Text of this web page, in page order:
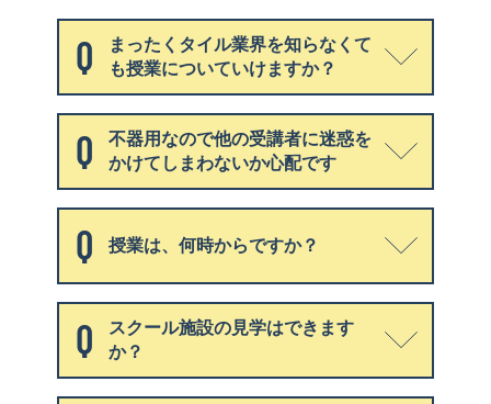
まったくタイル業界を知らなくて
も授業についていけますか？
不器用なので他の受講者に迷惑を
かけてしまわないか心配です
授業は、何時からですか？
スクール施設の見学はできます
か？